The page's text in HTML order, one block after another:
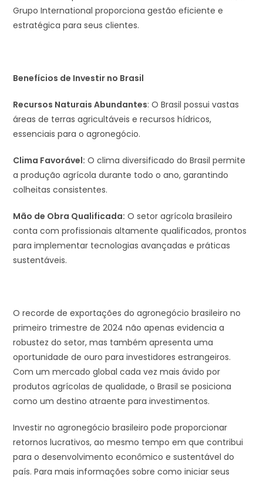
Grupo International proporciona gestão eficiente e
estratégica para seus clientes.
Benefícios de Investir no Brasil
Recursos Naturais Abundantes: O Brasil possui vastas
áreas de terras agricultáveis e recursos hídricos,
essenciais para o agronegócio.
Clima Favorável: O clima diversificado do Brasil permite
a produção agrícola durante todo o ano, garantindo
colheitas consistentes.
Mão de Obra Qualificada: O setor agrícola brasileiro
conta com profissionais altamente qualificados, prontos
para implementar tecnologias avançadas e práticas
sustentáveis.
O recorde de exportações do agronegócio brasileiro no
primeiro trimestre de 2024 não apenas evidencia a
robustez do setor, mas também apresenta uma
oportunidade de ouro para investidores estrangeiros.
Com um mercado global cada vez mais ávido por
produtos agrícolas de qualidade, o Brasil se posiciona
como um destino atraente para investimentos.
Investir no agronegócio brasileiro pode proporcionar
retornos lucrativos, ao mesmo tempo em que contribui
para o desenvolvimento econômico e sustentável do
país. Para mais informações sobre como iniciar seus